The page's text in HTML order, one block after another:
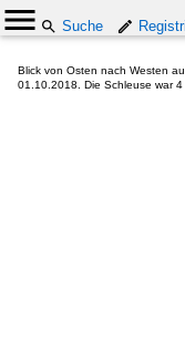
Suche
Blick von Osten nach Westen
01.10.2018. Die Schleuse war 4